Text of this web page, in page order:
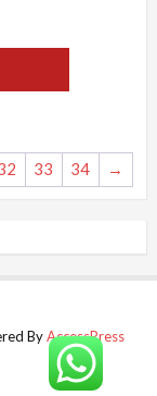
33 34 →
ByAccessPress